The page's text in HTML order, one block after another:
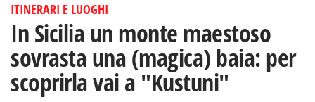
ITINERARI E LUOGHI
In Sicilia un monte maestoso
sovrasta una (magica) baia: per
scoprirla vai a "Kustuni"